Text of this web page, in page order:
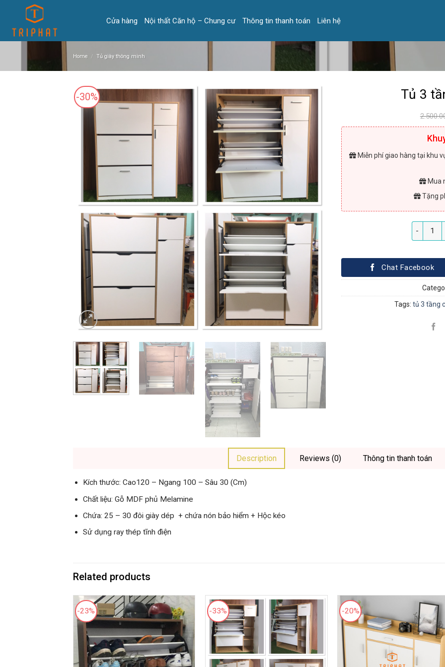
content
Cửa hàng Nội thất Căn hộ – Chung cư Thông tin thanh toán Liên hệ
Home / Tủ giày thông minh
-30% Tủ 3
Miễn phí giao hàng tại khu
Mua
Tặng
Tủ 3
Chat Facebook
Tags: tủ 3 tầng
Description Reviews (0) Thông tin thanh toán
Kích thước: Cao120 – Ngang 100 – Sâu 30 (Cm)
Chất liệu: Gỗ MDF phủ Melamine
Chứa: 25 – 30 đôi giày dép + chứa nón bảo hiểm + Hộc kéo
Sử dụng ray thép tĩnh điện
Related products
-23% -33% -20%